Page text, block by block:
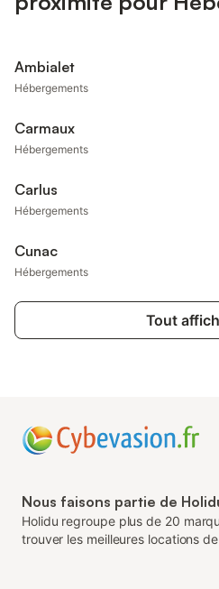
Ambialet
Hébergements
Carmaux
Hébergements
Carlus
Hébergements
Cunac
Hébergements
Tout
Nous faisons partie de
Holidu regroupe plus de 20
trouver les meilleures locations